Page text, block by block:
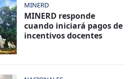
MINERD
MINERD responde
cuando iniciará pagos de
incentivos docentes